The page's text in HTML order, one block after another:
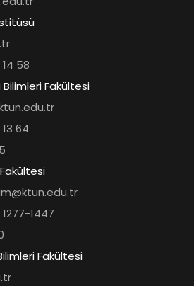
58
Fakültesi
64
1447
Fakültesi